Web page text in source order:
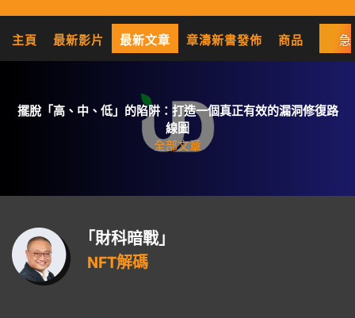
主頁 最新影片 最新文章 章濤新書發佈 商品 急
擺脫「高、中、低」的陷阱：打造一個真正有效的漏洞修復路
線圖
全部文章
「財科暗戰」
NFT解碼